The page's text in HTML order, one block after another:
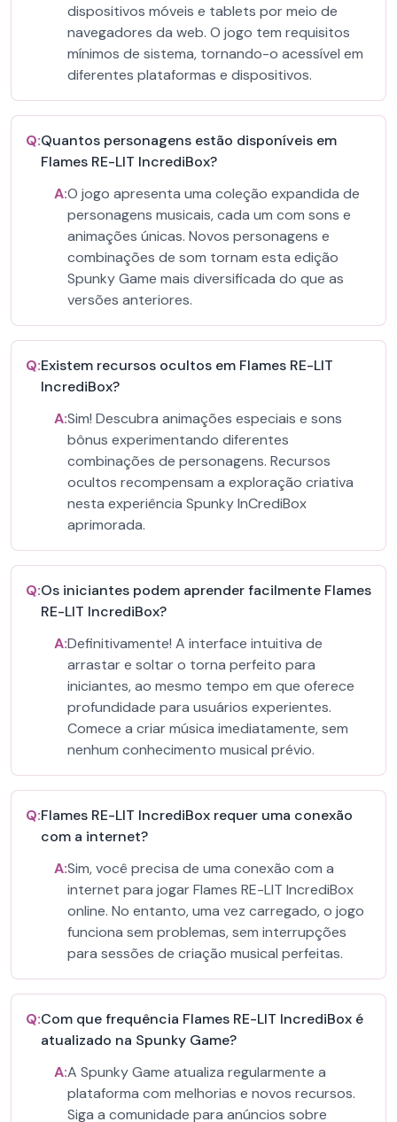
dispositivos móveis e tablets por meio de
navegadores da web. O jogo tem requisitos
mínimos de sistema, tornando-o acessível em
diferentes plataformas e dispositivos.
Q:Quantos personagens estão disponíveis em
Flames RE-LIT IncrediBox?
A:O jogo apresenta uma coleção expandida de
personagens musicais, cada um com sons e
animações únicas. Novos personagens e
combinações de som tornam esta edição
Spunky Game mais diversificada do que as
versões anteriores.
Q:Existem recursos ocultos em Flames RE-LIT
IncrediBox?
A:Sim! Descubra animações especiais e sons
bônus experimentando diferentes
combinações de personagens. Recursos
ocultos recompensam a exploração criativa
nesta experiência Spunky InCrediBox
aprimorada.
Q:Os iniciantes podem aprender facilmente Flames
RE-LIT IncrediBox?
A:Definitivamente! A interface intuitiva de
arrastar e soltar o torna perfeito para
iniciantes, ao mesmo tempo em que oferece
profundidade para usuários experientes.
Comece a criar música imediatamente, sem
nenhum conhecimento musical prévio.
Q:Flames RE-LIT IncrediBox requer uma conexão
com a internet?
A:Sim, você precisa de uma conexão com a
internet para jogar Flames RE-LIT IncrediBox
online. No entanto, uma vez carregado, o jogo
funciona sem problemas, sem interrupções
para sessões de criação musical perfeitas.
Q:Com que frequência Flames RE-LIT IncrediBox é
atualizado na Spunky Game?
A:A Spunky Game atualiza regularmente a
plataforma com melhorias e novos recursos.
Siga a comunidade para anúncios sobre